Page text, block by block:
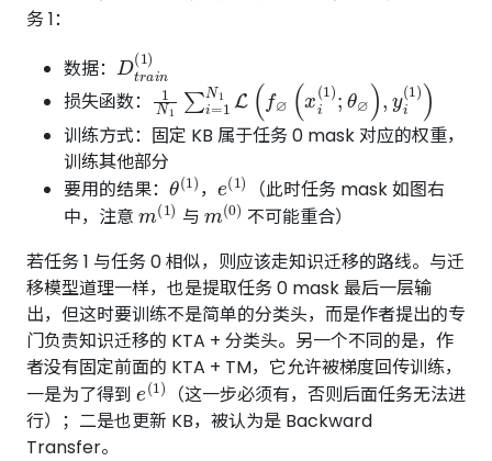
务 1：
数据：
Dtra
损失函数：
1N ∑i= N1 L( f ∅( i(1 ;θ ∅ yi(1
训练方式：固定 KB 属于任务 0 mask 对应的权重，
训练其他部分
要用的结果：
θ(1
，
e(1
（此时任务 mask 如图右
中，注意
m(1)
与
m(0)
不可能重合）
若任务 1 与任务 0 相似，则应该走知识迁移的路线。与迁
移模型道理一样，也是提取任务 0 mask 最后一层输
出，但这时要训练不是简单的分类头，而是作者提出的专
门负责知识迁移的 KTA + 分类头。另一个不同的是，作
者没有固定前面的 KTA + TM，它允许被梯度回传训练，
一是为了得到
e(1 )
（这一步必须有，否则后面任务无法进
行）；二是也更新 KB，被认为是 Backward
Transfer。